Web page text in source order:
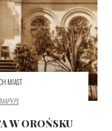
MIAST
W OROŃSKU